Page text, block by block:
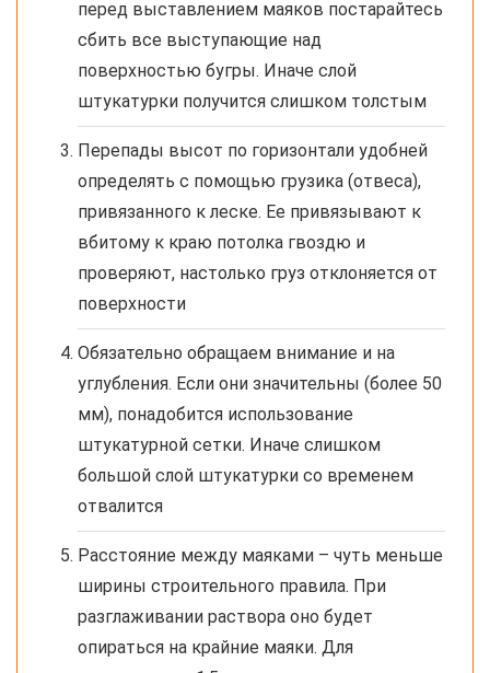
перед выставлением маяков постарайтесь
сбить все выступающие над
поверхностью бугры. Иначе слой
штукатурки получится слишком толстым
Перепады высот по горизонтали удобней
определять с помощью грузика (отвеса),
привязанного к леске. Ее привязывают к
вбитому к краю потолка гвоздю и
проверяют, настолько груз отклоняется от
поверхности
Обязательно обращаем внимание и на
углубления. Если они значительны (более 50
мм), понадобится использование
штукатурной сетки. Иначе слишком
большой слой штукатурки со временем
отвалится
Расстояние между маяками – чуть меньше
ширины строительного правила. При
разглаживании раствора оно будет
опираться на крайние маяки. Для